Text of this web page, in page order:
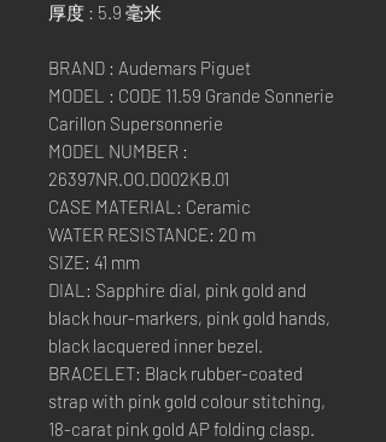
厚度 : 5.9 毫米
BRAND : Audemars Piguet
MODEL : CODE 11.59 Grande Sonnerie
Carillon Supersonnerie
MODEL NUMBER :
26397NR.OO.D002KB.01
CASE MATERIAL: Ceramic
WATER RESISTANCE: 20 m
SIZE: 41 mm
DIAL: Sapphire dial, pink gold and
black hour-markers, pink gold hands,
black lacquered inner bezel.
BRACELET: Black rubber-coated
strap with pink gold colour stitching,
18-carat pink gold AP folding clasp.